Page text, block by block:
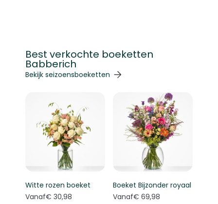
Best verkochte boeketten
Babberich
Navigeren door de elementen van de carrousel is
Druk om carrousel over te slaan
Bekijk seizoensboeketten
Witte rozen boeket
Vanaf€ 30,98
Boeket Bijzonder royaal
Vanaf€ 69,98